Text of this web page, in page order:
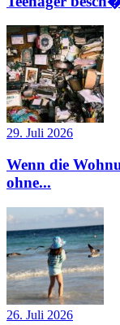
29. Juli 2026
Wenn die
ohne...
26. Juli 2026